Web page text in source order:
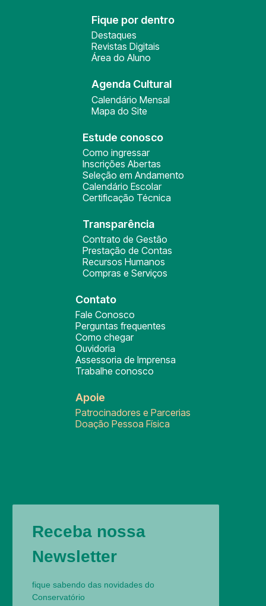
Fique por dentro
Destaques
Revistas Digitais
Área do Aluno
Agenda Cultural
Calendário Mensal
Mapa do Site
Estude conosco
Como ingressar
Inscrições Abertas
Seleção em Andamento
Calendário Escolar
Certificação Técnica
Transparência
Contrato de Gestão
Prestação de Contas
Recursos Humanos
Compras e Serviços
Contato
Fale Conosco
Perguntas frequentes
Como chegar
Ouvidoria
Assessoria de Imprensa
Trabalhe conosco
Apoie
Patrocinadores e Parcerias
Doação Pessoa Física